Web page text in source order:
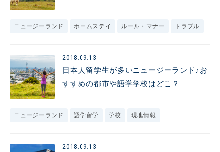
ニュージーランド ホームステイ ルール・マナー トラブル
2018.09.13
日本人留学生が多いニュージーランド♪お
すすめの都市や語学学校はどこ？
ニュージーランド 語学留学 学校 現地情報
2018.09.13